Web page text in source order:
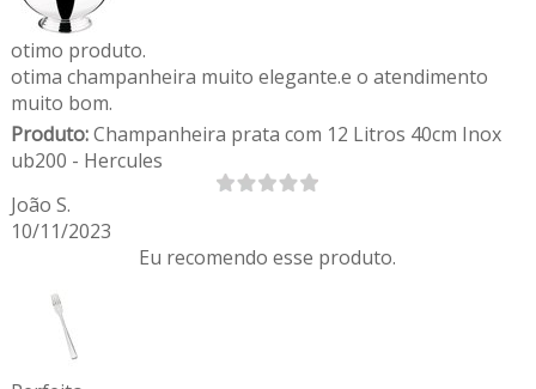
otimo produto.
otima champanheira muito elegante.e o atendimento
muito bom.
Produto:Champanheira prata com 12 Litros 40cm Inox
ub200 - Hercules
João S.
10/11/2023
Eu recomendo esse produto.